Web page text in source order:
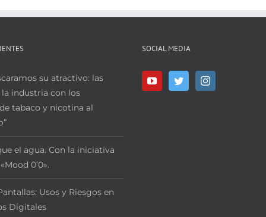
su atractivo: las
industria con los
tabaco y nicotina al
el agua. Con la iniciativa
0’0».
Usos y Riesgos en
Digitales
SOCIAL MEDIA